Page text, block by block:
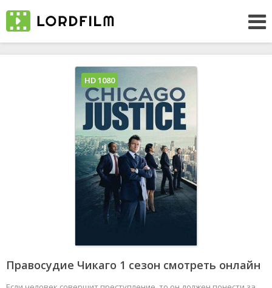
Правосудие Чикаго 1 сезон смотреть онлайн
HD 1080